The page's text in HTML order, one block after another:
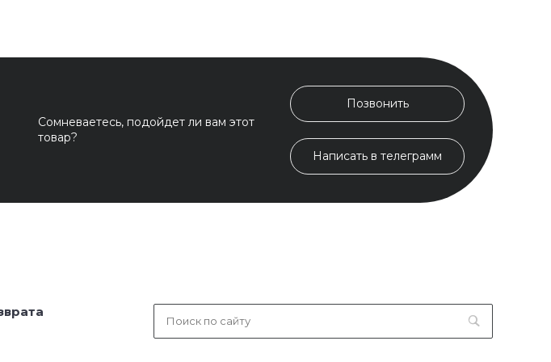
Сомневаетесь, подойдет ли вам этот
товар?
Позвонить
Написать в телеграмм